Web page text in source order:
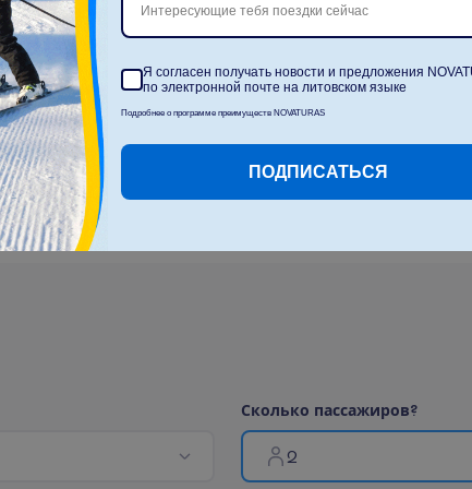
пляже- под залог
Ресторан на пляже
(оплачивается)
Крытый бассейн с морской
водой (оплачивается)
се
Сколько пассажиров?
2
Интересующие тебя поездки сейчас
Я согласен получать новости и предложения
по электронной почте на литовском языке
Подробнее о программе преимуществ NOVATURAS
ПОДПИСАТЬСЯ